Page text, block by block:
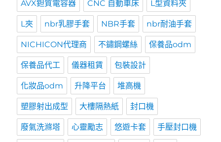
AVX鉭質電容器 CNC 自動車床 L型資料夾
L夾 nbr乳膠手套 NBR手套 nbr耐油手套
NICHICON代理商 不鏽鋼螺絲 保養品odm
保養品代工 儀器租賃 包裝設計
化妝品odm 升降平台 堆高機
塑膠射出成型 大樓隔熱紙 封口機
廢氣洗滌塔 心靈勵志 悠遊卡套 手壓封口機